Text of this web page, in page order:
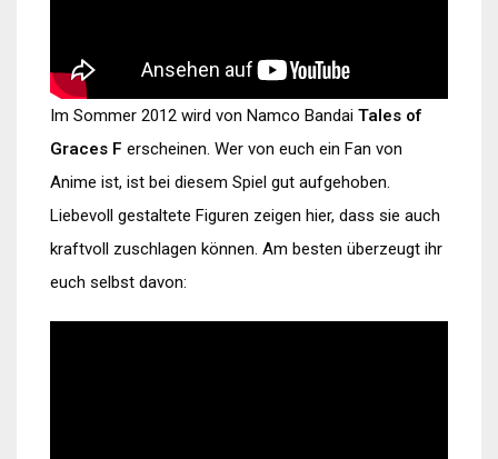
Im Sommer 2012 wird von Namco Bandai Tales of
Graces F erscheinen. Wer von euch ein Fan von
Anime ist, ist bei diesem Spiel gut aufgehoben.
Liebevoll gestaltete Figuren zeigen hier, dass sie auch
kraftvoll zuschlagen können. Am besten überzeugt ihr
euch selbst davon: